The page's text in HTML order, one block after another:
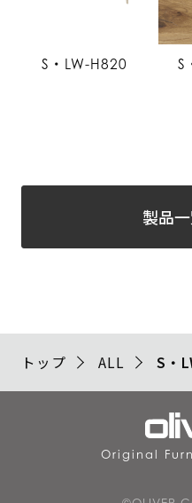
S・LW-H820 S
製品
トップ ALL S・
Original